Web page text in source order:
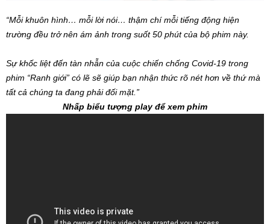
“Mỗi khuôn hình… mỗi lời nói… thậm chí mỗi tiếng động hiện
trường đều trở nên ám ảnh trong suốt 50 phút của bộ phim này.
Sự khốc liệt đến tàn nhẫn của cuộc chiến chống Covid-19 trong
phim “Ranh giới” có lẽ sẽ giúp bạn nhận thức rõ nét hơn về thứ mà
tất cả chúng ta đang phải đối mặt.”
Nhấp biểu tượng play để xem phim